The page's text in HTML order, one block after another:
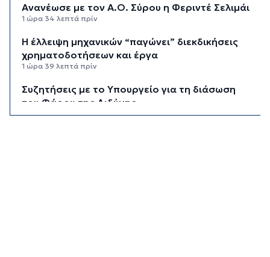
Ανανέωσε με τον Α.Ο. Σύρου η Φεριντέ Σελιμάι
1 ώρα 34 λεπτά πρίν
Η έλλειψη μηχανικών “παγώνει” διεκδικήσεις
χρηματοδοτήσεων και έργα
1 ώρα 39 λεπτά πρίν
Συζητήσεις με το Υπουργείο για τη διάσωση
του Φάρου της Διδύμης
1 ώρα 44 λεπτά πρίν